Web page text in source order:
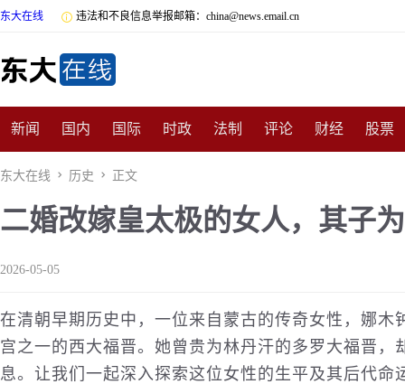
东大在线  违法和不良信息举报邮箱：china@news.email.cn
新闻 国内 国际 时政 法制 评论 财经 股票
数码 民俗 招商
非遗 公益 娱乐 游戏 影视 明星 时尚 体育
东大在线  历史  正文
二婚改嫁皇太极的女人，其子
2026-05-05
在清朝早期 历史 中，一位来自蒙古的传奇女性，娜
宫之一的西大福晋。她曾贵为林丹汗的多罗大福晋
息。让我们一起深入探索这位女性的生平及其后代命